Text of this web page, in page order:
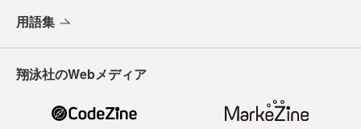
用語集
翔泳社のWebメディア